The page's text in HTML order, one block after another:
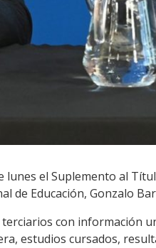
el Suplemento al
de Educación, Gonzalo
con información
estudios cursados,